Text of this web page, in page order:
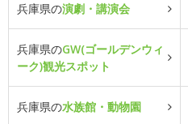
兵庫県の演劇・講演会
兵庫県のGW(ゴールデンウィ
ーク)観光スポット
兵庫県の水族館・動物園